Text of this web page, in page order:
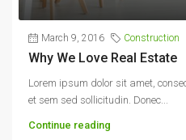
March 9, 2016 Construction
Why We Love Real Estate
Lorem ipsum dolor sit amet,
et sem sed sollicitudin. Donec...
Continue reading